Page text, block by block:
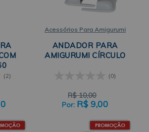
(2)
Acessórios Para Amigurumi
ANDADOR PARA
AMIGURUMI CÍRCULO
(0)
R$ 10,00
R$ 9,00